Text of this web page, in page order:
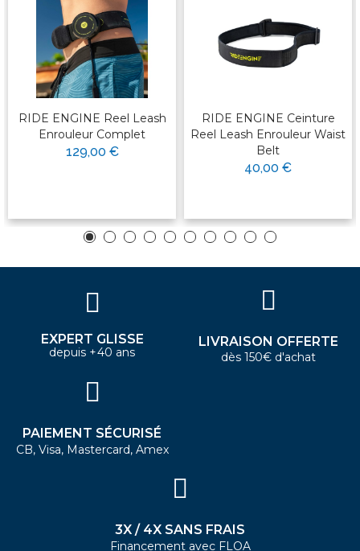
RIDE ENGINE Reel Leash
Enrouleur Complet
129,00 €
RIDE ENGINE Ceinture
Reel Leash Enrouleur Waist
Belt
40,00 €
EXPERT GLISSE
depuis +40 ans
LIVRAISON OFFERTE
dès 150€ d'achat
PAIEMENT SÉCURISÉ
CB, Visa, Mastercard, Amex
3X / 4X SANS FRAIS
Financement avec FLOA